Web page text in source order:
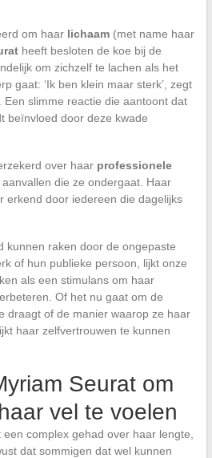
om haar lichaam(met name haar
heeft besloten de koe bij de
om zichzelf te lachen als het
gaat: ‘Ik ben klein maar sterk’, zegt
slimme reactie die aantoont dat
beïnvloed door deze kwade
over haar professionele
die ze ondergaat. Haar
erkend door iedereen die dagelijks
kunnen raken door de ongepaste
of hun publieke persoon, lijkt onze
als een stimulans om haar
Of het nu gaat om de
draagt of de manier waarop ze haar
haar zelfvertrouwen te kunnen
Seurat om
vel te voelen
complex gehad over haar lengte,
dat sommigen dat wel kunnen